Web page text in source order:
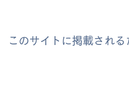
このサイトに掲載され